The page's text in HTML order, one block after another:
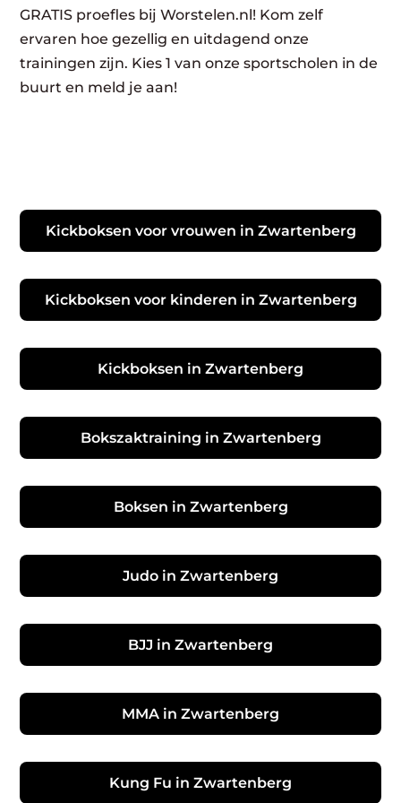
GRATIS proefles bij Worstelen.nl! Kom zelf
ervaren hoe gezellig en uitdagend onze
trainingen zijn. Kies 1 van onze sportscholen in de
buurt en meld je aan!
Kickboksen voor vrouwen in Zwartenberg
Kickboksen voor kinderen in Zwartenberg
Kickboksen in Zwartenberg
Bokszaktraining in Zwartenberg
Boksen in Zwartenberg
Judo in Zwartenberg
BJJ in Zwartenberg
MMA in Zwartenberg
Kung Fu in Zwartenberg